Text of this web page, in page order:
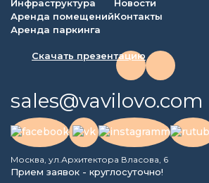
Инфраструктура
Аренда помещений
Аренда паркинга
Новости
Контакты
Скачать презентацию
sales@vavilovo.com
Москва, ул.Архитектора Власова, 6
Прием заявок - круглосуточно!